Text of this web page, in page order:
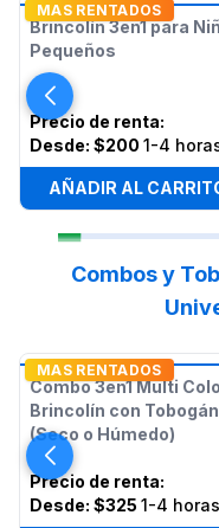
MAS RENTADOS
Brincolín 3en1 para
Pequeños
Precio de renta:
Desde: $200 1-4
AÑADIR AL
Combos y
MAS RENTADOS
Combo 3en1 Multi
Brincolín con Tobogán
(Seco o Húmedo)
Precio de renta:
Desde: $325 1-4 horas